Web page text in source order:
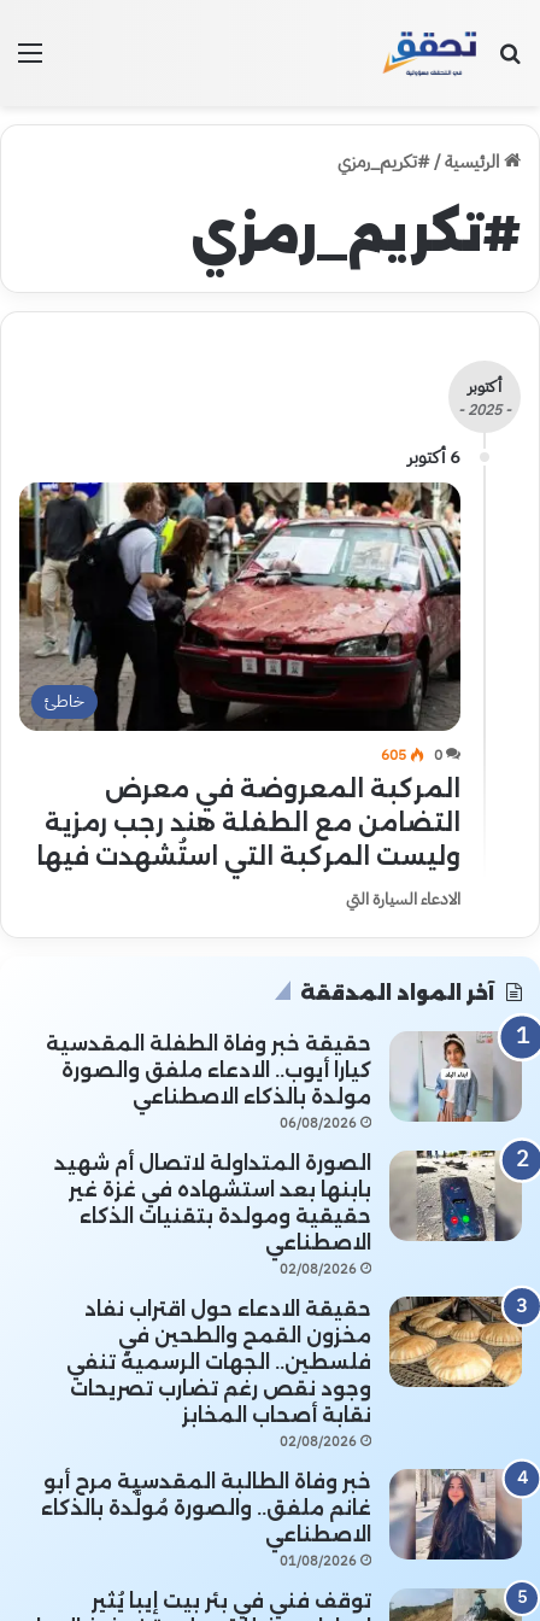
بحث عن
الرئيسية/#تكريم_رمزي
#تكريم_رمزي
أكتوبر
- 2025 -
6 أكتوبر
خاطئ
0
605
المركبة المعروضة في معرض
التضامن مع الطفلة هند رجب رمزية
وليست المركبة التي استُشهدت فيها
الادعاء السيارة التي
آخر المواد المدققة
حقيقة خبر وفاة الطفلة المقدسية
كيارا أيوب.. الادعاء ملفق والصورة
مولدة بالذكاء الاصطناعي
06/08/2026
الصورة المتداولة لاتصال أم شهيد
بابنها بعد استشهاده في غزة غير
حقيقية ومولدة بتقنيات الذكاء
الاصطناعي
02/08/2026
حقيقة الادعاء حول اقتراب نفاد
مخزون القمح والطحين في
فلسطين.. الجهات الرسمية تنفي
وجود نقص رغم تضارب تصريحات
نقابة أصحاب المخابز
02/08/2026
خبر وفاة الطالبة المقدسية مرح أبو
غانم ملفق.. والصورة مُولَّدة بالذكاء
الاصطناعي
01/08/2026
توقف فني في بئر بيت إيبا يُثير